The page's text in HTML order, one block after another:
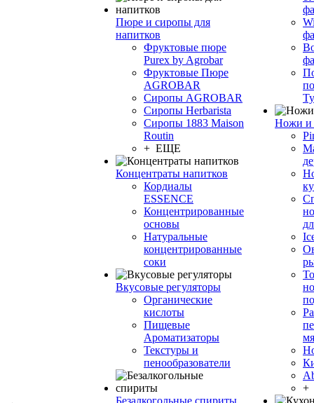
Пюре и сиропы для
напитков
Фруктовые пюре
Purex by Agrobar
Фруктовые Пюре
AGROBAR
Сиропы AGROBAR
Сиропы Herbarista
Сиропы 1883 Maison
Routin
+ ЕЩЕ
Концентраты напитков
Кордиалы
ESSENCE
Концентрированные
основы
Натуральные
концентрированные
соки
Вкусовые регуляторы
Органические
кислоты
Пищевые
Ароматизаторы
Текстуры и
пенообразователи
Безалкогольные спириты
Ножи и
+